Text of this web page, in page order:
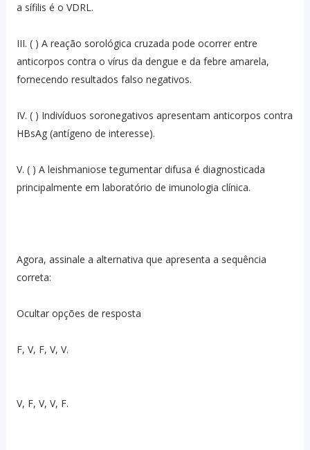
a sífilis é o VDRL.
III. ( ) A reação sorológica cruzada pode ocorrer entre
anticorpos contra o vírus da dengue e da febre amarela,
fornecendo resultados falso negativos.
IV. ( ) Indivíduos soronegativos apresentam anticorpos contra
HBsAg (antígeno de interesse).
V. ( ) A leishmaniose tegumentar difusa é diagnosticada
principalmente em laboratório de imunologia clínica.
Agora, assinale a alternativa que apresenta a sequência
correta:
Ocultar opções de resposta
F, V, F, V, V.
V, F, V, V, F.